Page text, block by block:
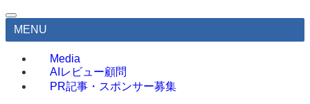
MENU
Media
AIレビュー顧問
PR記事・スポンサー募集